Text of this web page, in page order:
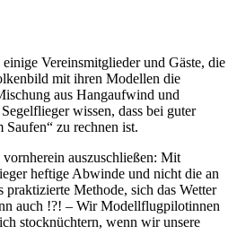
Vereinsmitglieder und Gäste, die
mit ihren Modellen die
aus Hangaufwind und
wissen, dass bei guter
zu rechnen ist.
auszuschließen: Mit
heftige Abwinde und nicht die an
praktizierte Methode, sich das Wetter
auch !?! – Wir Modellflugpilotinnen
stocknüchtern, wenn wir unsere